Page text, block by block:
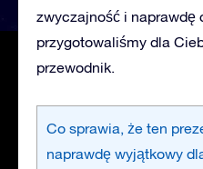
zwyczajność i naprawdę
przygotowaliśmy dla
przewodnik.
Co sprawia, że ten
naprawdę wyjątkowy